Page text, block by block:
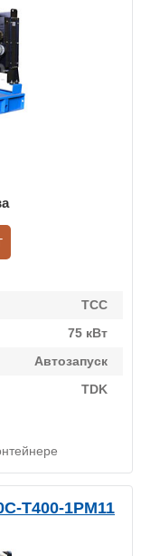
ТСС
75 кВт
Автозапуск
TDK
Т400-1РМ11